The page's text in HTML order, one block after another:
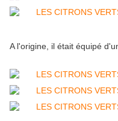
A l'origine, il était équipé